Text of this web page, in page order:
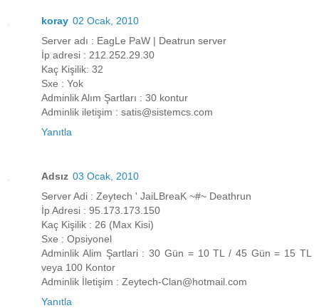
koray 02 Ocak, 2010
Server adı : EagLe PaW | Deatrun server
İp adresi : 212.252.29.30
Kaç Kişilik: 32
Sxe : Yok
Adminlik Alım Şartları : 30 kontur
Adminlik iletişim : satis@sistemcs.com
Yanıtla
Adsız 03 Ocak, 2010
Server Adi : Zeytech ' JaiLBreaK ~#~ Deathrun
İp Adresi : 95.173.173.150
Kaç Kişilik : 26 (Max Kisi)
Sxe : Opsiyonel
Adminlik Alim Şartlari : 30 Gün = 10 TL / 45 Gün = 15 TL
veya 100 Kontor
Adminlik İletişim : Zeytech-Clan@hotmail.com
Yanıtla